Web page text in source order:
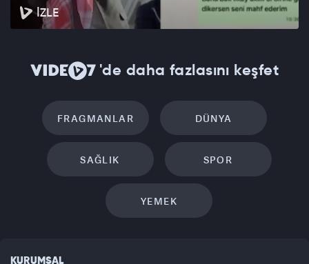
İZLE
'de daha fazlasını keşfet
FRAGMANLAR DÜNYA
SAĞLIK SPOR
YEMEK
KURUMSAL